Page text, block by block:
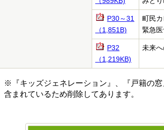
P30～31
（1,851B)
町民
緊急
P32
（1,219KB)
未来
※『キッズジェネレーション』、『戸籍の
含まれているため削除してあります。